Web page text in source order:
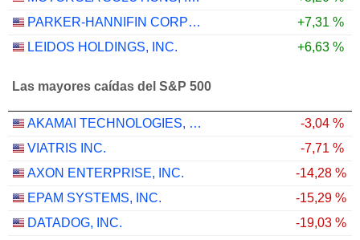
PARKER-HANNIFIN CORPORATION
+7,31 %
LEIDOS HOLDINGS, INC.
+6,63 %
Las mayores caídas del S&P 500
AKAMAI TECHNOLOGIES, INC.
-3,04 %
VIATRIS INC.
-7,71 %
AXON ENTERPRISE, INC.
-14,28 %
EPAM SYSTEMS, INC.
-15,29 %
DATADOG, INC.
-19,03 %